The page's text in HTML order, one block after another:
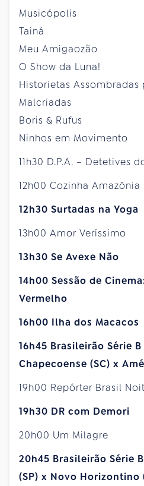
Musicópolis
Tainá
Meu Amigaozão
O Show da Luna!
Historietas Assombradas
Malcriadas
Boris & Rufus
Ninhos em Movimento
11h30 D.P.A. – Detetives
12h00 Cozinha Amazônia
12h30 Surtadas na Yoga
13h00 Amor Veríssimo
13h30 Se Avexe Não
14h00 Sessão de
Vermelho
16h00 Ilha dos Macacos
16h45 Brasileirão Série
Chapecoense (SC) x
19h00 Repórter Brasil
19h30 DR com Demori
20h00 Um Milagre
20h45 Brasileirão Série
(SP) x Novo Horizontino